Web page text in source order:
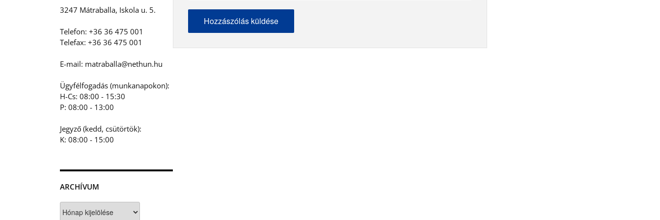
3247 Mátraballa, Iskola u. 5.
Telefon: +36 36 475 001
Telefax: +36 36 475 001
E-mail: matraballa@nethun.hu
Ügyfélfogadás (munkanapokon):
H-Cs: 08:00 - 15:30
P: 08:00 - 13:00
Jegyző (kedd, csütörtök):
K: 08:00 - 15:00
ARCHÍVUM